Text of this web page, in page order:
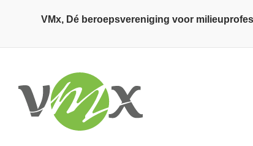
VMx, Dé beroepsvereniging voor